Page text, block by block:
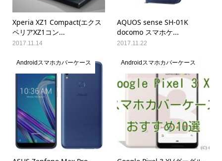
Xperia XZ1 Compact(エクス
ペリアXZ1コン...
2017.11.14
AQUOS sense SH-01K
docomo スマホケ...
2017.11.22
Androidスマホカバーケース Androidスマホカバーケース